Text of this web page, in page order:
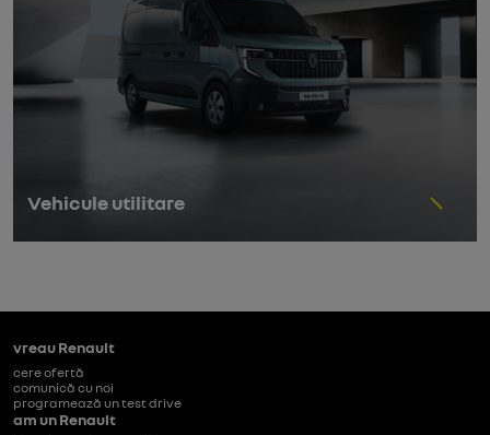
Vehicule utilitare
vreau Renault
cere ofertă
comunică cu noi
programează un test drive
am un Renault